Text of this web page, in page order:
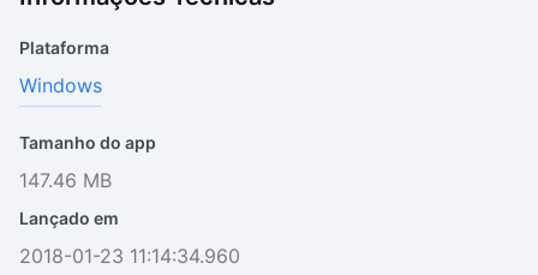
Plataforma
Windows
Tamanho do app
147.46 MB
Lançado em
2018-01-23 11:14:34.960